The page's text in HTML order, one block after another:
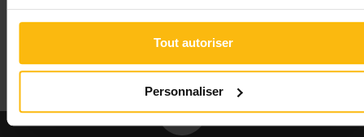
Tout autoriser
Personnaliser
Infirmier(ère) Dinant
Voir toutes les annonces